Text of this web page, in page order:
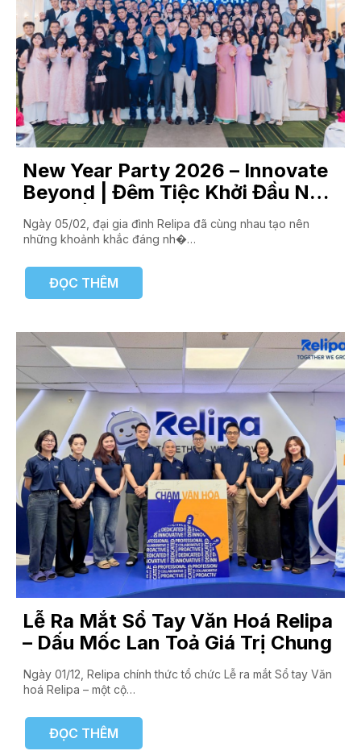
New Year Party 2026 – Innovate
Beyond | Đêm Tiệc Khởi Đầu Năm
Mới Đầy Cảm Hứng
Ngày 05/02, đại gia đình Relipa đã cùng nhau tạo nên
những khoảnh khắc đáng nh�…
ĐỌC THÊM
Lễ Ra Mắt Sổ Tay Văn Hoá Relipa
– Dấu Mốc Lan Toả Giá Trị Chung
Ngày 01/12, Relipa chính thức tổ chức Lễ ra mắt Sổ tay Văn
hoá Relipa – một cộ…
ĐỌC THÊM